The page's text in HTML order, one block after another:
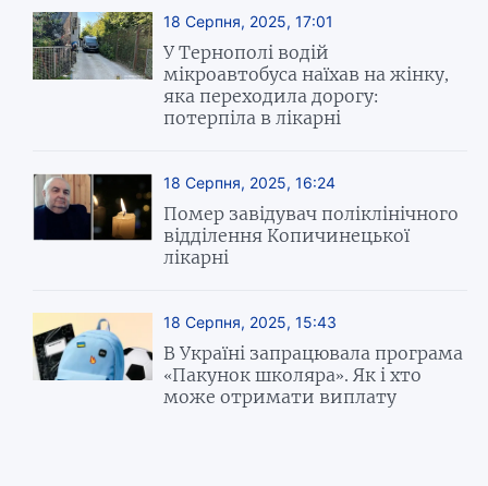
18 Серпня, 2025, 17:01
У Тернополі водій
мікроавтобуса наїхав на жінку,
яка переходила дорогу:
потерпіла в лікарні
18 Серпня, 2025, 16:24
Помер завідувач поліклінічного
відділення Копичинецької
лікарні
18 Серпня, 2025, 15:43
В Україні запрацювала програма
«Пакунок школяра». Як і хто
може отримати виплату